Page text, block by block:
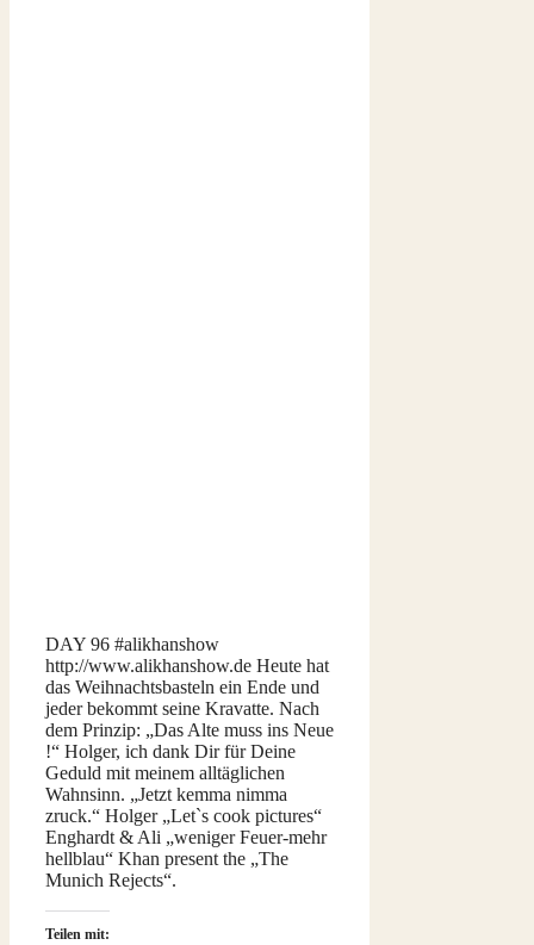
DAY 96 ‪#‎alikhanshow‬
http://www.alikhanshow.de Heute hat
das Weihnachtsbasteln ein Ende und
jeder bekommt seine Kravatte. Nach
dem Prinzip: „Das Alte muss ins Neue
!“ Holger, ich dank Dir für Deine
Geduld mit meinem alltäglichen
Wahnsinn. „Jetzt kemma nimma
zruck.“ Holger „Let`s cook pictures“
Enghardt & Ali „weniger Feuer-mehr
hellblau“ Khan present the „The
Munich Rejects“.
Teilen mit: